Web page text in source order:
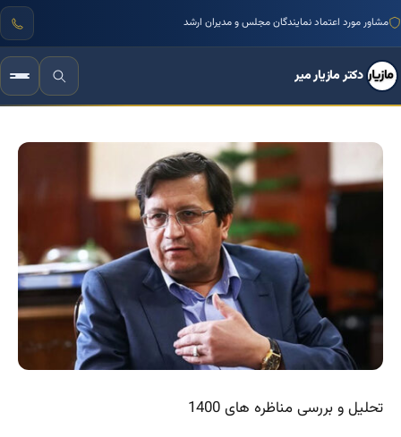
مشاور مورد اعتماد نمایندگان مجلس و مدیران ارشد
دکتر مازیار میر
تحلیل و بررسی مناظره های 1400